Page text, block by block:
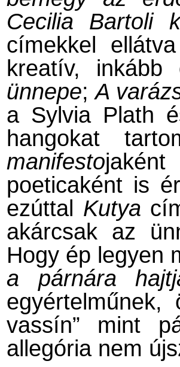
Cecilia Bartoli
címekkel
kreatív,
ünnepe;A
a Sylvia Plath
hangokat
manifesto
poeticaként is
ezúttal Kutya
akárcsak az
Hogy ép legyen
a párnára
egyértelműnek,
vassín” mint
allegória nem